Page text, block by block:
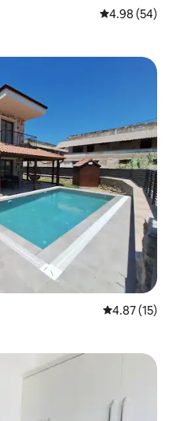
평점 4.98점(5
4.98 (54)
평점 4.87점
4.87 (15)